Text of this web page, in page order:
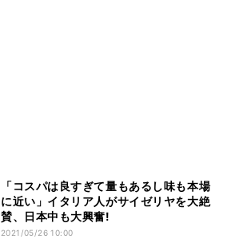
「コスパは良すぎて量もあるし味も本場
に近い」イタリア人がサイゼリヤを大絶
賛、日本中も大興奮!
2021/05/26 10:00